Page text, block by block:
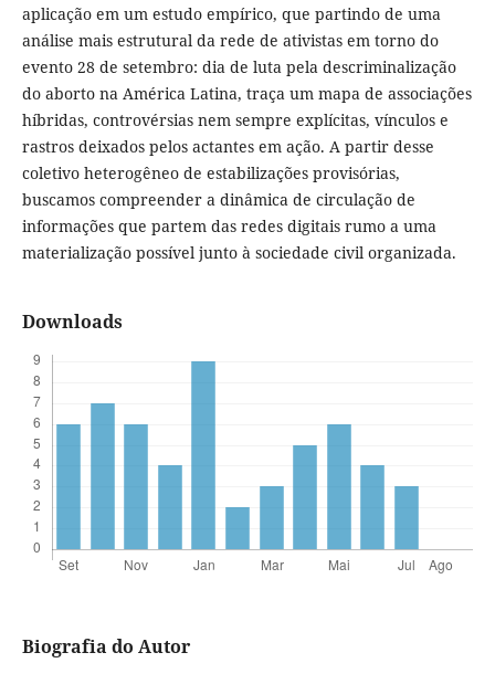
aplicação em um estudo empírico, que partindo de uma
análise mais estrutural da rede de ativistas em torno do
evento 28 de setembro: dia de luta pela descriminalização
do aborto na América Latina, traça um mapa de associações
híbridas, controvérsias nem sempre explícitas, vínculos e
rastros deixados pelos actantes em ação. A partir desse
coletivo heterogêneo de estabilizações provisórias,
buscamos compreender a dinâmica de circulação de
informações que partem das redes digitais rumo a uma
materialização possível junto à sociedade civil organizada.
Downloads
Biografia do Autor